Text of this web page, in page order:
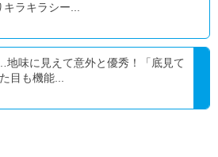
ラキラシー...
味に見えて意外と優秀！「底見て
目も機能...